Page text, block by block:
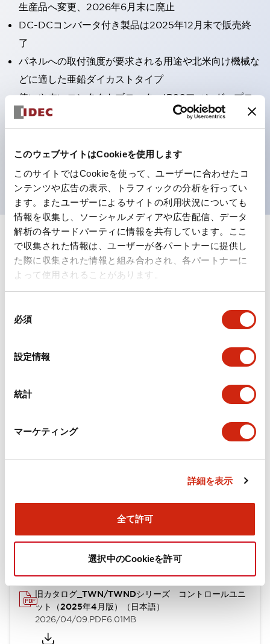
このウェブサイトはCookieを使用します
このサイトではCookieを使って、ユーザーに合わせたコ
ンテンツや広告の表示、トラフィックの分析を行ってい
ます。またユーザーによるサイトの利用状況についても
情報を収集し、ソーシャルメディアや広告配信、データ
解析の各サードパーティに情報を共有しています。ここ
で収集された情報は、ユーザーが各パートナーに提供し
た際に収集された情報と組み合わされ、各パートナーに
よって使用されることがあります。
必須
設定情報
統計
マーケティング
詳細を表示
全て許可
選択中のCookieを許可
生産品へ変更、2026年6月末に廃止
DC-DCコンバータ付き製品は2025年12月末で販売終
了
パネルへの取付強度が要求される用途や北米向け機械な
どに適した亜鉛ダイカストタイプ
使いやすいコンタクトブロック：IP20フィンガープロ
テクション構造、簡単取付け／取外し、ねじ脱落防止、
保護構造は防噴流IP65（IEC 60529）
UL、CSA、TÜV、CCC認証品。
仕様 すべて展開
形状仕様
機械的仕様
取付設置仕様
ドキュメントとファイル
カタログ CAD 規格・認証 技術文書
旧カタログ_TWN/TWNDシリーズ コントロールユニ
ット（2025年4月版）（日本語）
2026/04/09.PDF6.01MB